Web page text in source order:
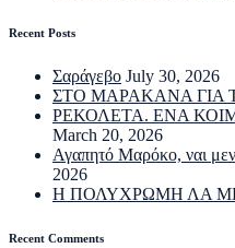
Recent Posts
Σαράγεβο July 30, 2026
ΣΤΟ ΜΑΡΑΚΑΝΑ
ΡΕΚΟΛΕΤΑ. ΕΝΑ
March 20, 2026
Αγαπητό Μαρόκο, ναι
2026
Η ΠΟΛΥΧΡΩΜΗ ΛΑ
Recent Comments